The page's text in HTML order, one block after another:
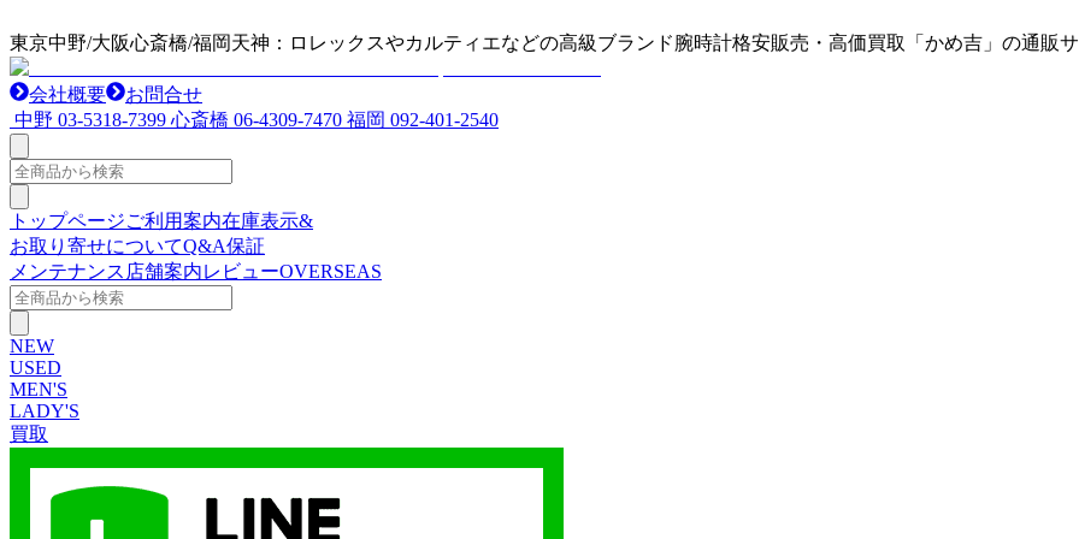
東京中野/大阪心斎橋/福岡天神：ロレックスやカルティエなどの高級ブランド腕時計格安販売・高価買取「かめ吉」の通販
会社概要
お問合せ
中野 03-5318-7399 心斎橋 06-4309-7470 福岡 092-401-2540
トップページご利用案内在庫表示&
お取り寄せについてQ&A保証
メンテナンス 店舗案内レビューOVERSEAS
NEW
USED
MEN'S
LADY'S
買取